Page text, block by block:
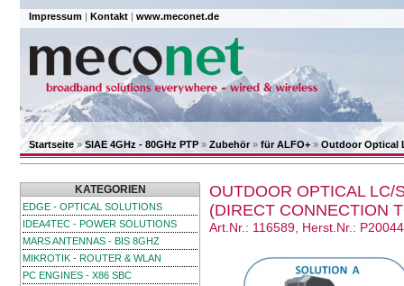
Impressum | Kontakt | www.meconet.de
Startseite»SIAE 4GHz - 80GHz PTP » Zubehör» für ALFO+ » Outdoor Optical
KATEGORIEN
EDGE - OPTICAL SOLUTIONS
IDEA4TEC - POWER SOLUTIONS
MARS ANTENNAS - BIS 8GHZ
MIKROTIK - ROUTER & WLAN
PC ENGINES - X86 SBC
OUTDOOR OPTICAL LC/
(DIRECT CONNECTION
Art.Nr.: 116589, Herst.Nr.: P20044